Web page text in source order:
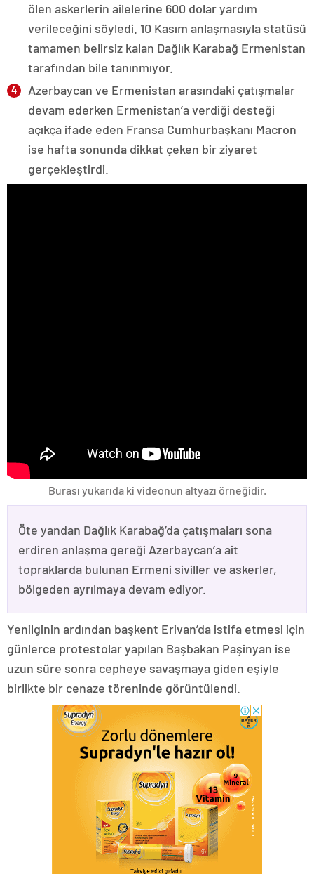
ölen askerlerin ailelerine 600 dolar yardım
verileceğini söyledi. 10 Kasım anlaşmasıyla statüsü
tamamen belirsiz kalan Dağlık Karabağ Ermenistan
tarafından bile tanınmıyor.
Azerbaycan ve Ermenistan arasındaki çatışmalar
devam ederken Ermenistan’a verdiği desteği
açıkça ifade eden Fransa Cumhurbaşkanı Macron
ise hafta sonunda dikkat çeken bir ziyaret
gerçekleştirdi.
Burası yukarıda ki videonun altyazı örneğidir.
Öte yandan Dağlık Karabağ’da çatışmaları sona
erdiren anlaşma gereği Azerbaycan’a ait
topraklarda bulunan Ermeni siviller ve askerler,
bölgeden ayrılmaya devam ediyor.
Yenilginin ardından başkent Erivan’da istifa etmesi için
günlerce protestolar yapılan Başbakan Paşinyan ise
uzun süre sonra cepheye savaşmaya giden eşiyle
birlikte bir cenaze töreninde görüntülendi.